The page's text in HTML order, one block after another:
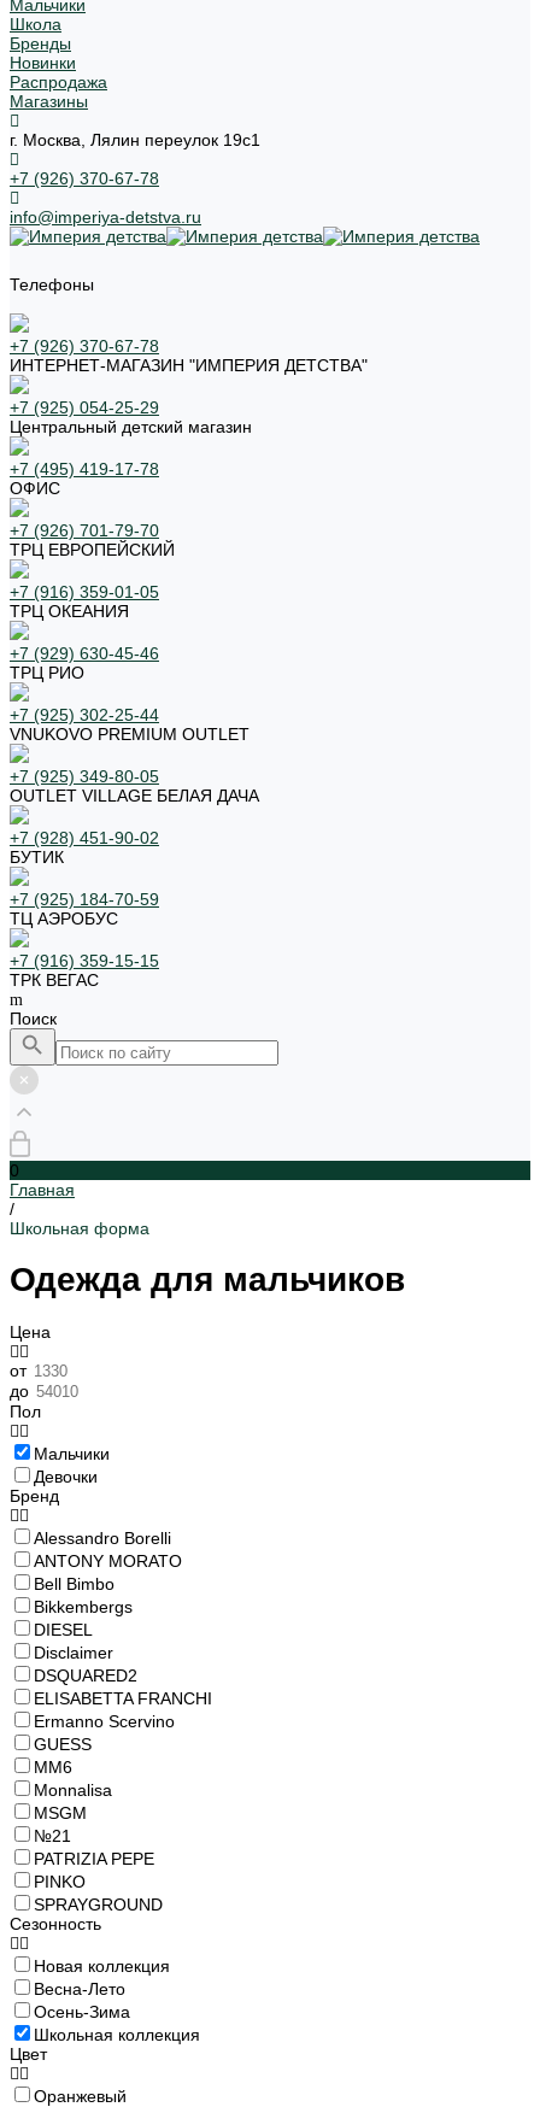
Мальчики
Школа
Бренды
Новинки
Распродажа
Магазины
г. Москва, Лялин переулок 19с1
+7 (926) 370-67-78
info@imperiya-detstva.ru
Телефоны
+7 (926) 370-67-78
ИНТЕРНЕТ-МАГАЗИН "ИМПЕРИЯ ДЕТСТВА"
+7 (925) 054-25-29
Центральный детский магазин
+7 (495) 419-17-78
ОФИС
+7 (926) 701-79-70
ТРЦ ЕВРОПЕЙСКИЙ
+7 (916) 359-01-05
ТРЦ ОКЕАНИЯ
+7 (929) 630-45-46
ТРЦ РИО
+7 (925) 302-25-44
VNUKOVO PREMIUM OUTLET
+7 (925) 349-80-05
OUTLET VILLAGE БЕЛАЯ ДАЧА
+7 (928) 451-90-02
БУТИК
+7 (925) 184-70-59
ТЦ АЭРОБУС
+7 (916) 359-15-15
ТРК ВЕГАС
Поиск
0
Главная
/
Школьная форма
Одежда для мальчиков
Цена
от
до
Пол
Мальчики
Девочки
Бренд
Alessandro Borelli
ANTONY MORATO
Bell Bimbo
Bikkembergs
DIESEL
Disclaimer
DSQUARED2
ELISABETTA FRANCHI
Ermanno Scervino
GUESS
MM6
Monnalisa
MSGM
№21
PATRIZIA PEPE
PINKO
SPRAYGROUND
Сезонность
Новая коллекция
Весна-Лето
Осень-Зима
Школьная коллекция
Цвет
Оранжевый